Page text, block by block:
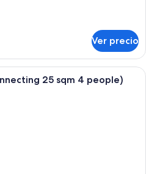
Ver precio
Habitación de hotel con dos camas,
25 sqm 4 people)